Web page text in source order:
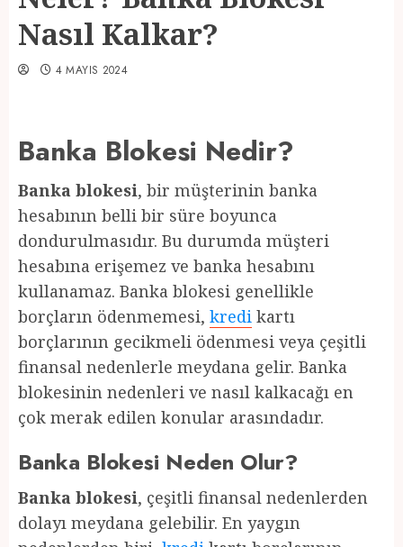
Nasıl Kalkar?
4 MAYIS 2024
Banka Blokesi Nedir?
Banka blokesi, bir müşterinin banka
hesabının belli bir süre boyunca
dondurulmasıdır. Bu durumda müşteri
hesabına erişemez ve banka hesabını
kullanamaz. Banka blokesi genellikle
borçların ödenmemesi, kredi kartı
borçlarının gecikmeli ödenmesi veya çeşitli
finansal nedenlerle meydana gelir. Banka
blokesinin nedenleri ve nasıl kalkacağı en
çok merak edilen konular arasındadır.
Banka Blokesi Neden Olur?
Banka blokesi, çeşitli finansal nedenlerden
dolayı meydana gelebilir. En yaygın